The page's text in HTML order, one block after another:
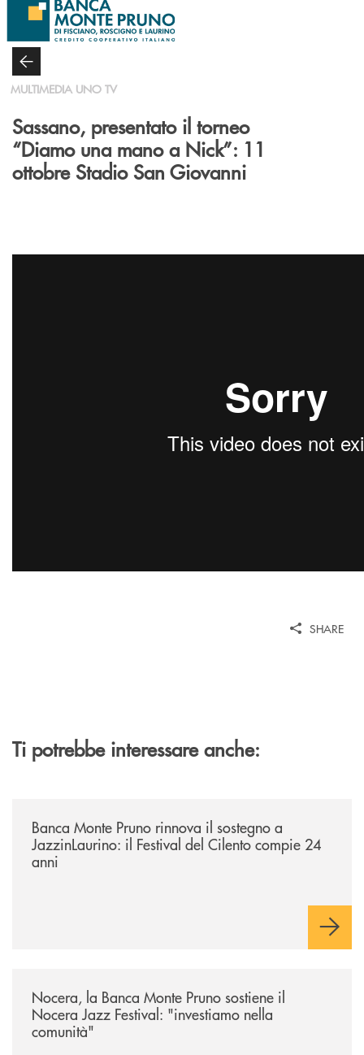
Salta al contenuto principale
MULTIMEDIA UNO TV
Sassano, presentato il torneo
“Diamo una mano a Nick”: 11
ottobre Stadio San Giovanni
SHARE
Ti potrebbe interessare anche:
Banca Monte Pruno rinnova il sostegno a
JazzinLaurino: il Festival del Cilento compie 24
anni
Nocera, la Banca Monte Pruno sostiene il
Nocera Jazz Festival: "investiamo nella
comunità"